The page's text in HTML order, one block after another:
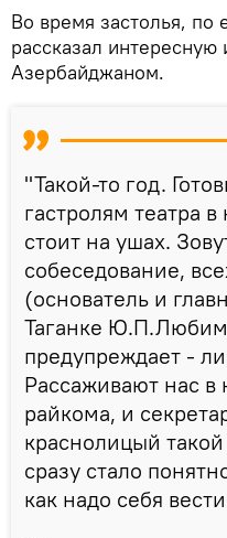
Во время застолья, по
рассказал
Азербайджаном.
"Такой-то год.
гастролям театра
стоит на ушах.
собеседование,
(основатель и
Таганке
предупреждает -
Рассаживают нас
райкома, и
краснолицый
сразу стало
как надо себя